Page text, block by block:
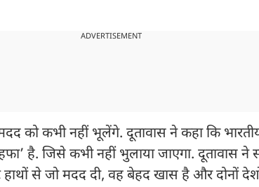
ADVERTISEMENT
को कभी नहीं भूलेंगे. दूतावास ने कहा कि
है. जिसे कभी नहीं भुलाया जाएगा. दूतावास ने
से जो मदद दी, वह बेहद खास है और दोनों